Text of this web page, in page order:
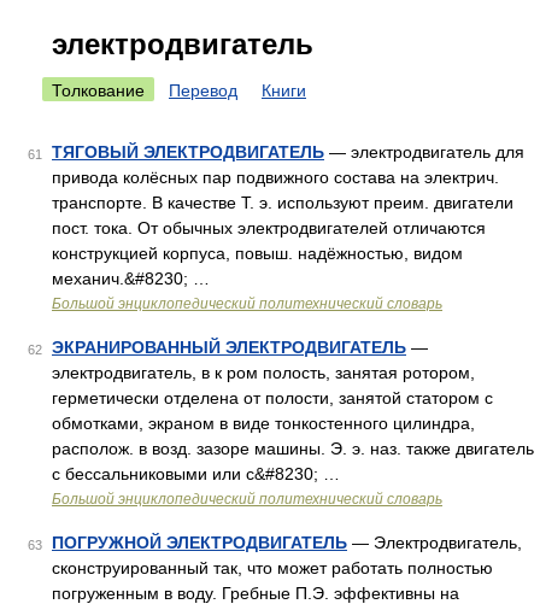
электродвигатель
Толкование Перевод Книги
61 ТЯГОВЫЙ ЭЛЕКТРОДВИГАТЕЛЬ — электродвигатель для
привода колёсных пар подвижного состава на электрич.
транспорте. В качестве Т. э. используют преим. двигатели
пост. тока. От обычных электродвигателей отличаются
конструкцией корпуса, повыш. надёжностью, видом
механич.&#8230; …
Большой энциклопедический политехнический словарь
62 ЭКРАНИРОВАННЫЙ ЭЛЕКТРОДВИГАТЕЛЬ —
электродвигатель, в к ром полость, занятая ротором,
герметически отделена от полости, занятой статором с
обмотками, экраном в виде тонкостенного цилиндра,
располож. в возд. зазоре машины. Э. э. наз. также двигатель
с бессальниковыми или с&#8230; …
Большой энциклопедический политехнический словарь
63 ПОГРУЖНОЙ ЭЛЕКТРОДВИГАТЕЛЬ — Электродвигатель,
сконструированный так, что может работать полностью
погруженным в воду. Гребные П.Э. эффективны на